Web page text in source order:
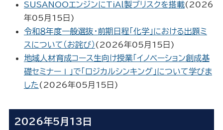
SUSANOOエンジンにTiAl製ブリスクを搭載( 2026
年05月15日 )
令和８年度一般選抜・前期日程「化学」における出題ミ
スについて（お詫び） ( 2026年05月15日 )
地域人材育成コース生向け授業「イノベーション創成基
礎セミナーⅠ」で「ロジカルシンキング」について学びま
した ( 2026年05月15日 )
2026年5月13日